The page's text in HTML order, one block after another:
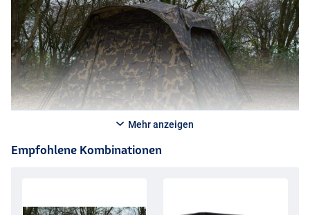
Mit praktischen Details wie einer Vier-Wege-Reißverschluss-Tür,
Moskitonetz-Panels, einer herausnehmbaren Heavy-Duty-
Bodenplane und Klettverschluss-Rutenbändern ist dieses Bivvy
vollständig auf die Bedürfnisse des modernen Karpfenanglers
abgestimmt. Komplett geliefert mit Overwrap, Heringen und
Tragetasche ist das Quick Up XL eine zuverlässige und komfortable
Basis am Wasser – das ganze Jahr über.
Mehr anzeigen
Empfohlene Kombinationen